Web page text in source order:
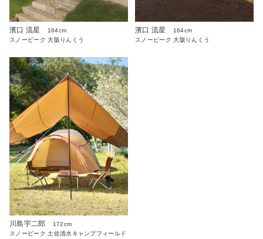
濱口 流星
164cm
スノーピーク 大阪りんくう
濱口 流星
164cm
スノーピーク 大阪りんくう
川島宇二郎
172cm
スノーピーク 土佐清水キャンプフィールド